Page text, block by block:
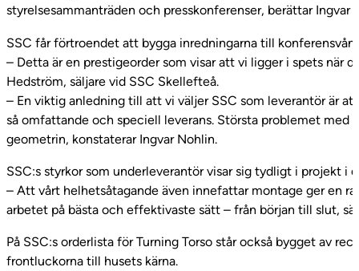
styrelsesammanträden och presskonferenser, berättar Ingvar
SSC får förtroendet att bygga inredningarna till
– Detta är en prestigeorder som visar att vi ligger i spets när
Hedström, säljare vid SSC Skellefteå.
– En viktig anledning till att vi väljer SSC som leverantör är
så omfattande och speciell leverans. Största problemet med
geometrin, konstaterar Ingvar Nohlin.
SSC:s styrkor som underleverantör visar sig tydligt i projekt i
– Att vårt helhetsåtagande även innefattar montage ger en
arbetet på bästa och effektivaste sätt – från början till slut,
På SSC:s orderlista för Turning Torso står också bygget av
frontluckorna till husets kärna.